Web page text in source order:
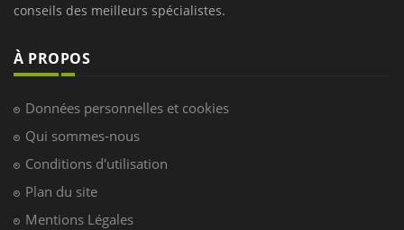
conseils des meilleurs spécialistes.
À PROPOS
Données personnelles et cookies
Qui sommes-nous
Conditions d'utilisation
Plan du site
Mentions Légales